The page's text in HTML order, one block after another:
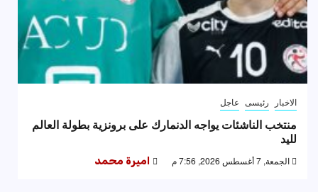
الاخبار رئيسى عاجل
منتخب الناشئات يواجه الدنمارك على برونزية بطولة العالم
لليد
الجمعة, 7 أغسطس 2026, 7:56 م اميرة محمد